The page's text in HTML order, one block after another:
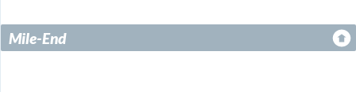
Mile-End